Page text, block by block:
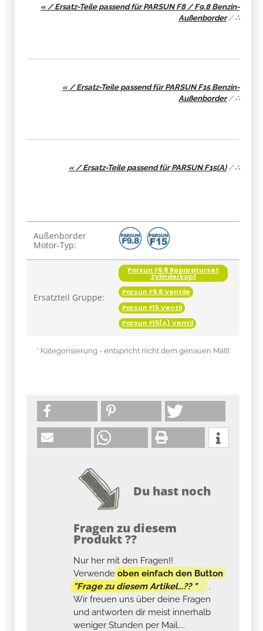
« / Ersatz-Teile passend für PARSUN F8 / F9.8 Benzin-
Außenborder/∴
« / Ersatz-Teile passend für PARSUN F15 Benzin-
Außenborder/∴
« / Ersatz-Teile passend für PARSUN F15(A)/∴
Produkteigenschaft
Wert
Außenborder
Motor-Typ:
Ersatzteil Gruppe:
Parsun F9.8 Reparaturset
Zylinderkopf
Parsun F9.8 Ventile
Parsun F15 Ventil
Parsun F15(A) Ventil
* Kategorisierung - entspricht nicht dem genauen Maß!
Du hast noch
Fragen zu diesem
Produkt ??
Nur her mit den Fragen!!
Verwendeoben einfach den Button
"Frage zu diesem Artikel...?? "
.
Wir freuen uns über deine Fragen
und antworten dir meist innerhalb
weniger Stunden per Mail....